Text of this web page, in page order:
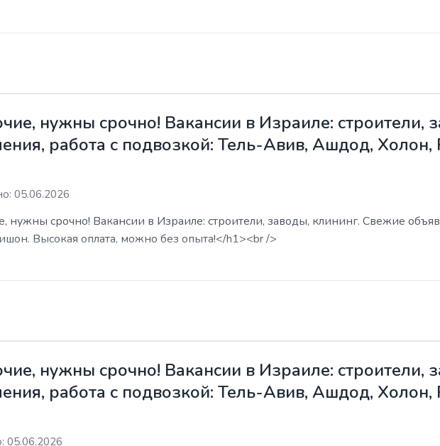
нужны срочно! Вакансии в Израиле: строители,
работа с подвозкой: Тель-Авив, Ашдод,
05.06.2026
нужны срочно! Вакансии в Израиле: строители, заводы, клининг. Свежие
Высокая оплата, можно без опыта!</h1><br />
нужны срочно! Вакансии в Израиле: строители,
работа с подвозкой: Тель-Авив, Ашдод,
05.06.2026